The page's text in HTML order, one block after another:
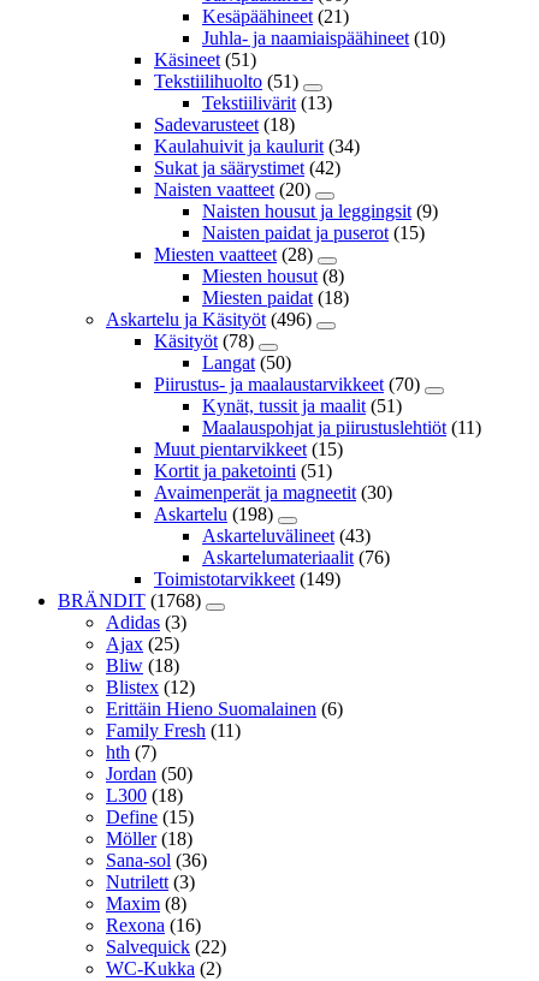
Kesäpäähineet (21)
Juhla- ja naamiaispäähineet (10)
Käsineet (51)
Tekstiilihuolto (51)
Tekstiilivärit (13)
Sadevarusteet (18)
Kaulahuivit ja kaulurit (34)
Sukat ja säärystimet (42)
Naisten vaatteet (20)
Naisten housut ja leggingsit (9)
Naisten paidat ja puserot (15)
Miesten vaatteet (28)
Miesten housut (8)
Miesten paidat (18)
Askartelu ja Käsityöt (496)
Käsityöt (78)
Langat (50)
Piirustus- ja maalaustarvikkeet (70)
Kynät, tussit ja maalit (51)
Maalauspohjat ja piirustuslehtiöt (11)
Muut pientarvikkeet (15)
Kortit ja paketointi (51)
Avaimenperät ja magneetit (30)
Askartelu (198)
Askarteluvälineet (43)
Askartelumateriaalit (76)
Toimistotarvikkeet (149)
BRÄNDIT (1768)
Adidas (3)
Ajax (25)
Bliw (18)
Blistex (12)
Erittäin Hieno Suomalainen (6)
Family Fresh (11)
hth (7)
Jordan (50)
L300 (18)
Define (15)
Möller (18)
Sana-sol (36)
Nutrilett (3)
Maxim (8)
Rexona (16)
Salvequick (22)
WC-Kukka (2)